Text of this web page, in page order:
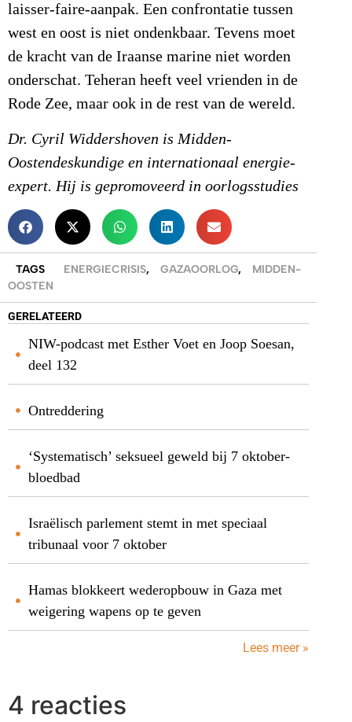
laisser-faire-aanpak. Een confrontatie tussen
west en oost is niet ondenkbaar. Tevens moet
de kracht van de Iraanse marine niet worden
onderschat. Teheran heeft veel vrienden in de
Rode Zee, maar ook in de rest van de wereld.
Dr. Cyril Widdershoven is Midden-
Oostendeskundige en internationaal energie-
expert. Hij is gepromoveerd in oorlogsstudies
TAGS ENERGIECRISIS, GAZAOORLOG,
MIDDEN-
OOSTEN
GERELATEERD
NIW-podcast met Esther Voet en Joop Soesan,
deel 132
Ontreddering
‘Systematisch’ seksueel geweld bij 7 oktober-
bloedbad
Israëlisch parlement stemt in met speciaal
tribunaal voor 7 oktober
Hamas blokkeert wederopbouw in Gaza met
weigering wapens op te geven
Lees meer »
4 reacties